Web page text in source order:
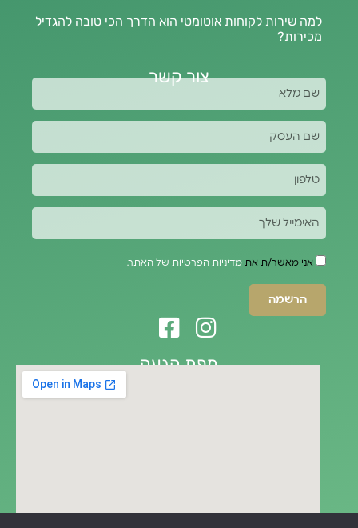
למה שירות לקוחות אוטומטי הוא הדרך הכי טובה להגדיל
מכירות?
צור קשר
אני מאשר/ת את מדיניות הפרטיות של האתר.
הרשמה
מפת הגעה